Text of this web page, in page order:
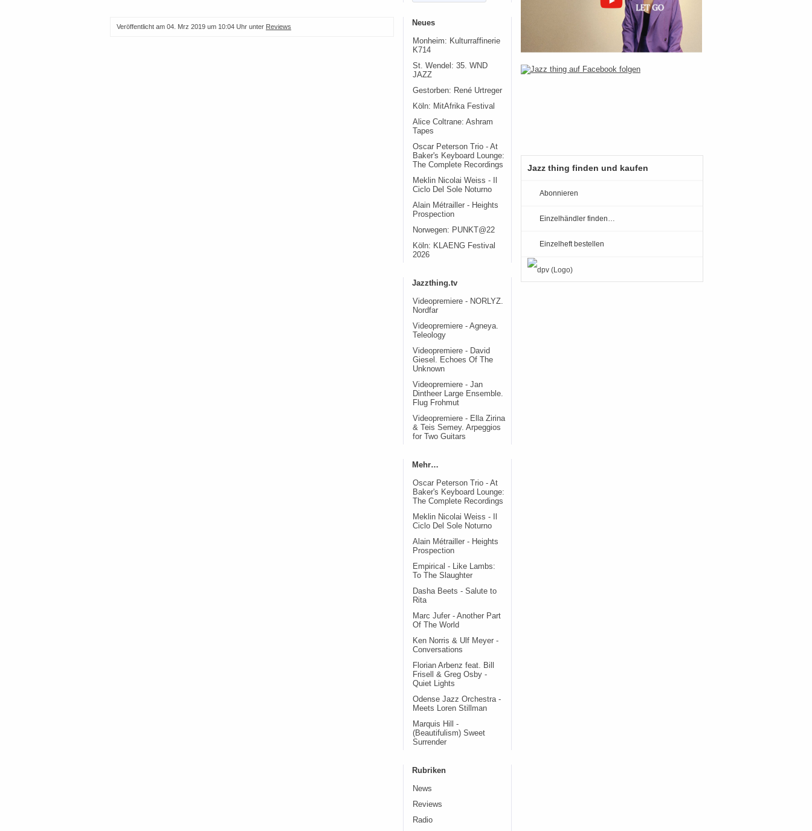
Veröffentlicht am 04. Mrz 2019 um 10:04 Uhr unter Reviews Neues
Monheim: Kulturraffinerie
K714
St. Wendel: 35. WND
JAZZ
Gestorben: René Urtreger
Köln: MitAfrika Festival
Alice Coltrane: Ashram
Tapes
Oscar Peterson Trio - At
Baker's Keyboard Lounge:
The Complete Recordings
Meklin Nicolai Weiss - Il
Ciclo Del Sole Noturno
Alain Métrailler - Heights
Prospection
Norwegen: PUNKT@22
Köln: KLAENG Festival
2026
Jazzthing.tv
Videopremiere - NORLYZ.
Nordfar
Videopremiere - Agneya.
Teleology
Videopremiere - David
Giesel. Echoes Of The
Unknown
Videopremiere - Jan
Dintheer Large Ensemble.
Flug Frohmut
Videopremiere - Ella Zirina
& Teis Semey. Arpeggios
for Two Guitars
Mehr…
Oscar Peterson Trio - At
Baker's Keyboard Lounge:
The Complete Recordings
Meklin Nicolai Weiss - Il
Ciclo Del Sole Noturno
Alain Métrailler - Heights
Prospection
Empirical - Like Lambs:
To The Slaughter
Dasha Beets - Salute to
Rita
Marc Jufer - Another Part
Of The World
Ken Norris & Ulf Meyer -
Conversations
Florian Arbenz feat. Bill
Frisell & Greg Osby -
Quiet Lights
Odense Jazz Orchestra -
Meets Loren Stillman
Marquis Hill -
(Beautifulism) Sweet
Surrender
Rubriken
News
Reviews
Radio
Jazz thing finden und kaufen
Abonnieren
Einzelhändler finden…
Einzelheft bestellen